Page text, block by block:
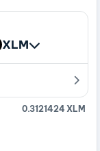
XLM
0.3121424 XLM